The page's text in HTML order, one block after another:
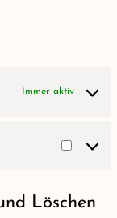
Immer aktiv
Löschen